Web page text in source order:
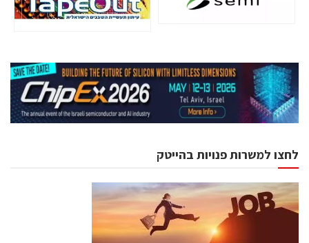
לחצו למשרות פנויות בהייטק